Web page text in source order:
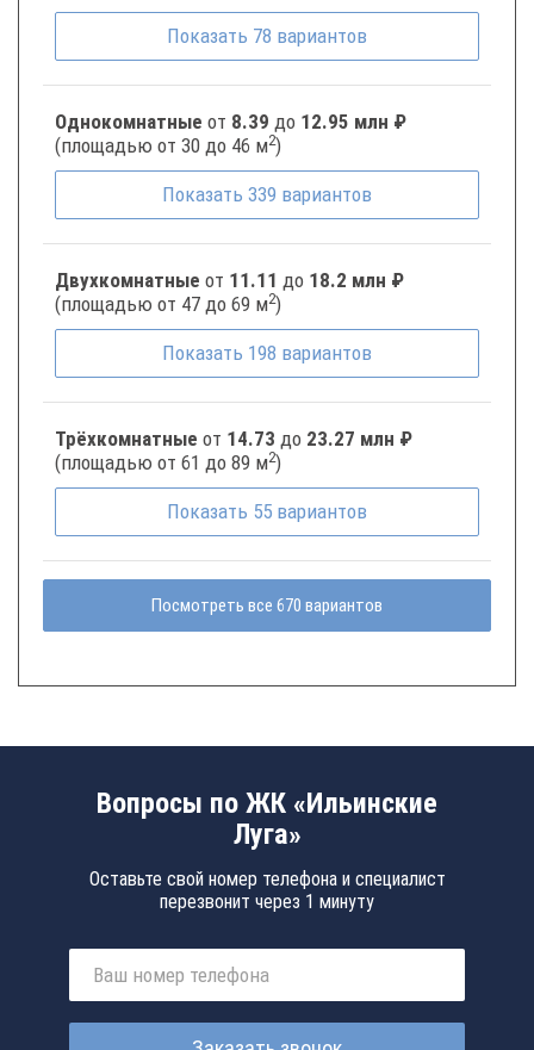
Показать 78 вариантов
Однокомнатные от 8.39 до 12.95 млн ₽
(площадью от 30 до 46 м2)
Показать 339 вариантов
Двухкомнатные от 11.11 до 18.2 млн ₽
(площадью от 47 до 69 м2)
Показать 198 вариантов
Трёхкомнатные от 14.73 до 23.27 млн ₽
(площадью от 61 до 89 м2)
Показать 55 вариантов
Посмотреть все 670 вариантов
Вопросы по ЖК «Ильинские
Луга»
Оставьте свой номер телефона и специалист
перезвонит через 1 минуту